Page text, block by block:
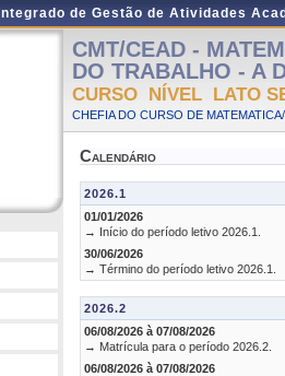
de Gestão de Atividades
CMT/CEAD -
DO TRABALHO - A
CURSO NÍVEL LATO
CHEFIA DO CURSO DE
Calendário
2026.1
01/01/2026
→ Início do período letivo 2026.1.
30/06/2026
→ Término do período letivo 2026.1.
2026.2
06/08/2026 à 07/08/2026
→ Matrícula para o período 2026.2.
06/08/2026 à 07/08/2026